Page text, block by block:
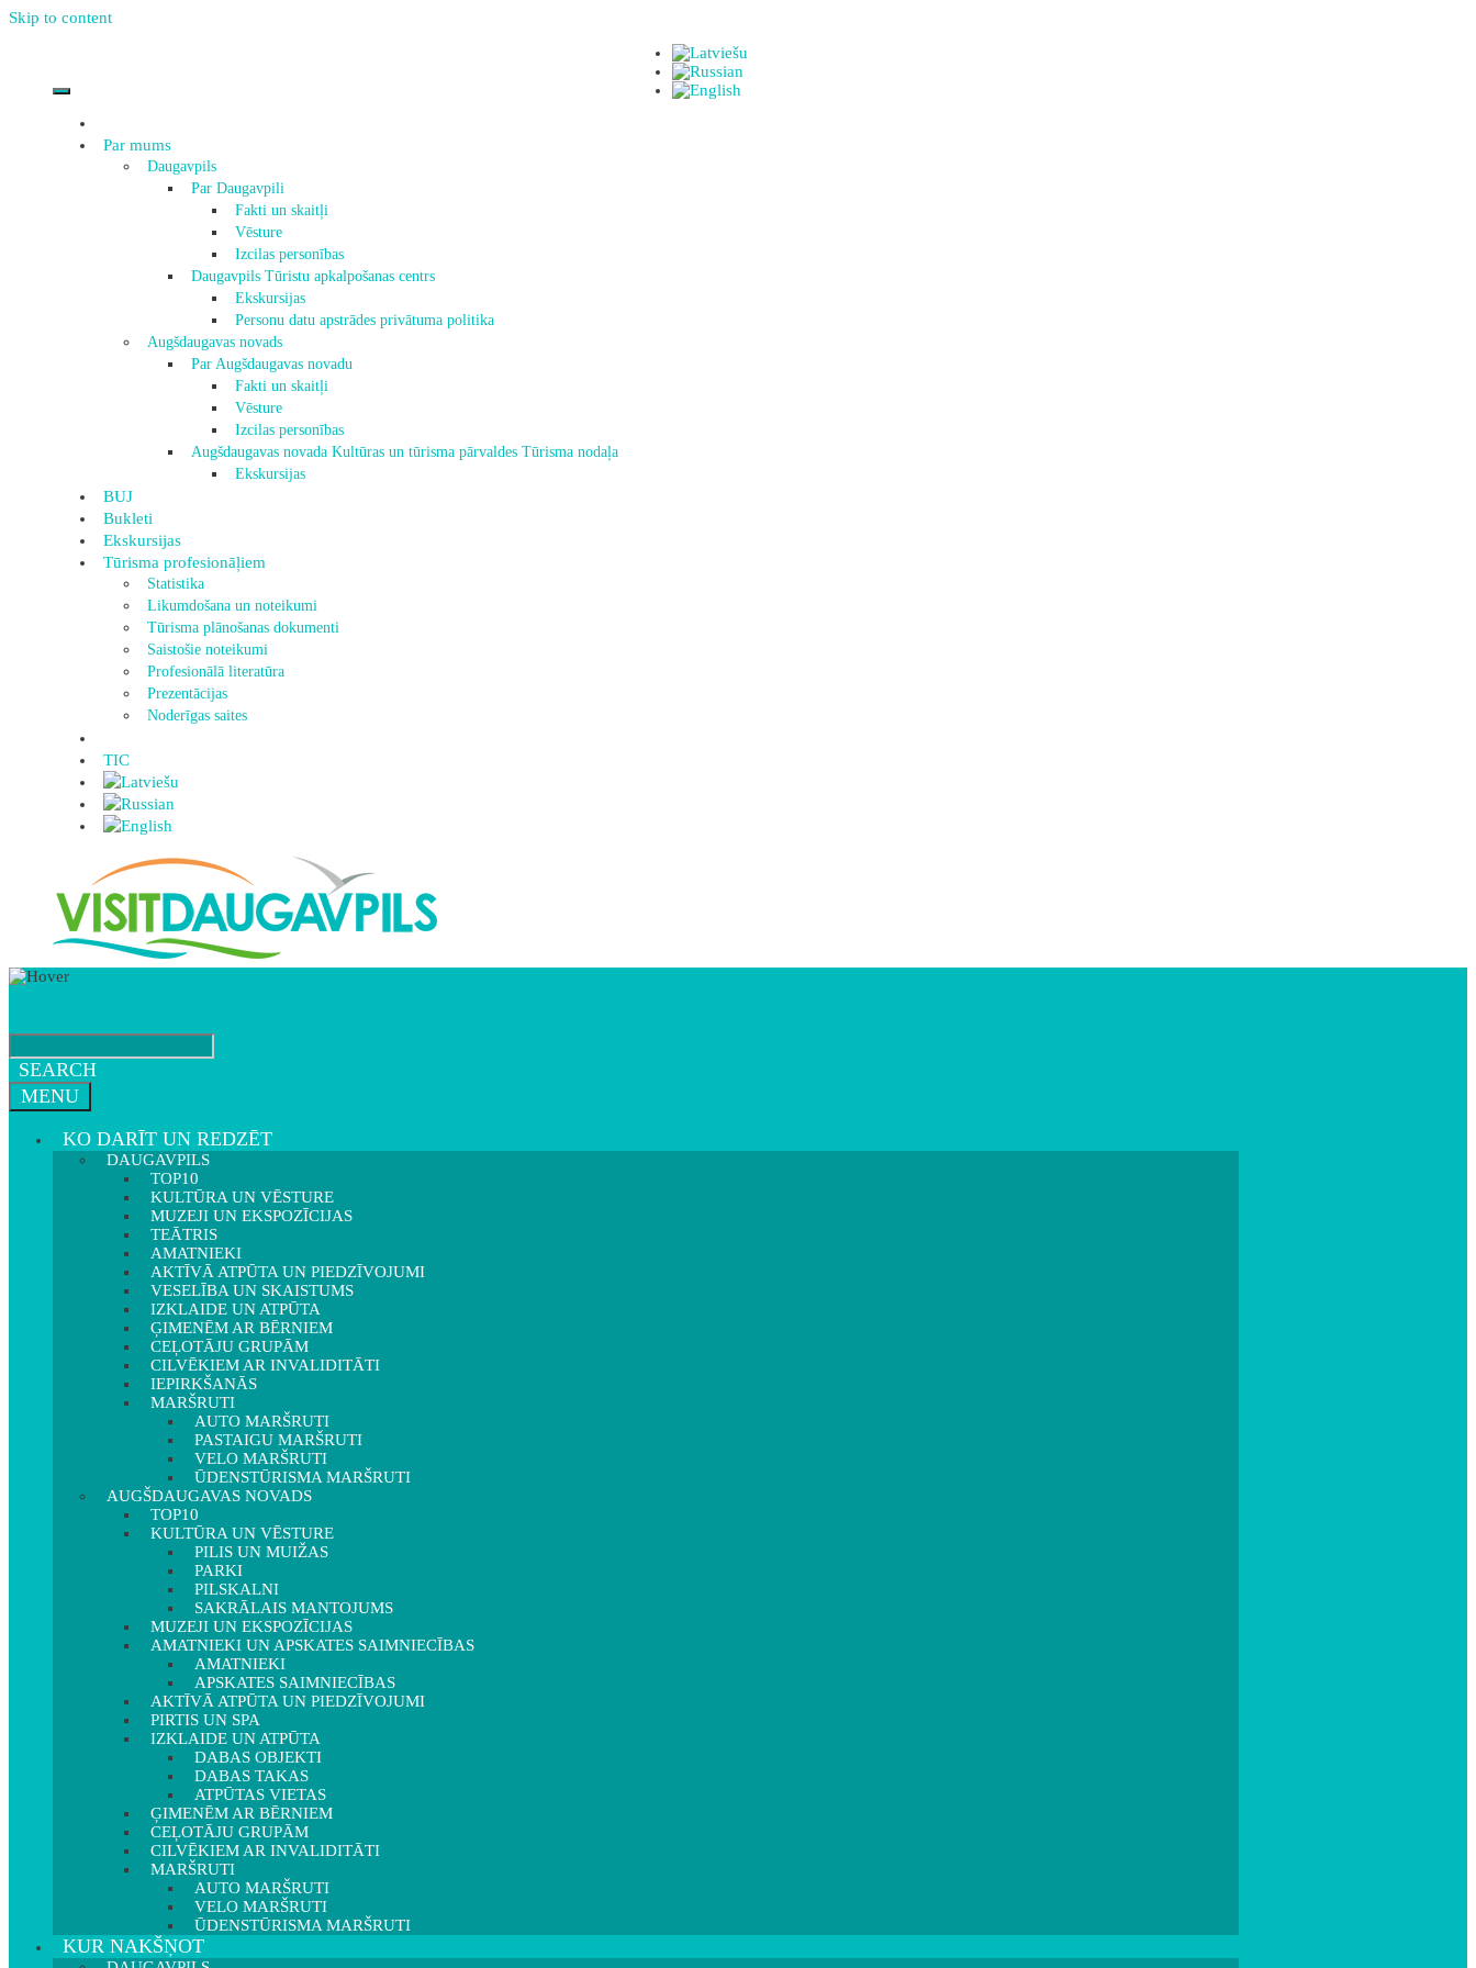
Skip to content
Par mums
Daugavpils
Par Daugavpili
Fakti un skaitļi
Vēsture
Izcilas personības
Daugavpils Tūristu apkalpošanas centrs
Ekskursijas
Personu datu apstrādes privātuma politika
Augšdaugavas novads
Par Augšdaugavas novadu
Fakti un skaitļi
Vēsture
Izcilas personības
Augšdaugavas novada Kultūras un tūrisma pārvaldes Tūrisma nodaļa
Ekskursijas
BUJ
Bukleti
Ekskursijas
Tūrisma profesionāļiem
Statistika
Likumdošana un noteikumi
Tūrisma plānošanas dokumenti
Saistošie noteikumi
Profesionālā literatūra
Prezentācijas
Noderīgas saites
TIC
SEARCH
MENU
KO DARĪT UN REDZĒT
DAUGAVPILS
TOP10
KULTŪRA UN VĒSTURE
MUZEJI UN EKSPOZĪCIJAS
TEĀTRIS
AMATNIEKI
AKTĪVĀ ATPŪTA UN PIEDZĪVOJUMI
VESELĪBA UN SKAISTUMS
IZKLAIDE UN ATPŪTA
ĢIMENĒM AR BĒRNIEM
CEĻOTĀJU GRUPĀM
CILVĒKIEM AR INVALIDITĀTI
IEPIRKŠANĀS
MARŠRUTI
AUTO MARŠRUTI
PASTAIGU MARŠRUTI
VELO MARŠRUTI
ŪDENSTŪRISMA MARŠRUTI
AUGŠDAUGAVAS NOVADS
TOP10
KULTŪRA UN VĒSTURE
PILIS UN MUIŽAS
PARKI
PILSKALNI
SAKRĀLAIS MANTOJUMS
MUZEJI UN EKSPOZĪCIJAS
AMATNIEKI UN APSKATES SAIMNIECĪBAS
AMATNIEKI
APSKATES SAIMNIECĪBAS
AKTĪVĀ ATPŪTA UN PIEDZĪVOJUMI
PIRTIS UN SPA
IZKLAIDE UN ATPŪTA
DABAS OBJEKTI
DABAS TAKAS
ATPŪTAS VIETAS
ĢIMENĒM AR BĒRNIEM
CEĻOTĀJU GRUPĀM
CILVĒKIEM AR INVALIDITĀTI
MARŠRUTI
AUTO MARŠRUTI
VELO MARŠRUTI
ŪDENSTŪRISMA MARŠRUTI
KUR NAKŠŅOT